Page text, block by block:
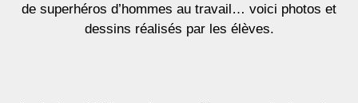
de superhéros d’hommes au travail… voici photos et
dessins réalisés par les élèves.